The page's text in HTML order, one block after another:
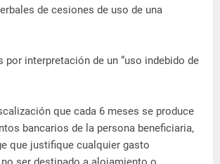
de cesiones de uso de una
por interpretación de un “uso indebido de
que cada 6 meses se produce
bancarios de la persona beneficiaria,
que justifique cualquier gasto